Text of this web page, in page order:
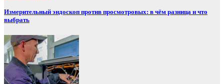
Измерительный эндоскоп против просмотровых: в чём разница и что
выбрать